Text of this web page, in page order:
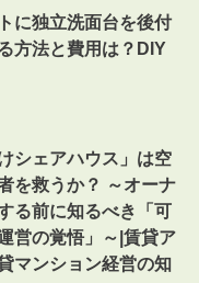
に独立洗面台を後付
方法と費用は？DIY
シェアハウス」は空
を救うか？ ～オーナ
る前に知るべき「可
営の覚悟」～|賃貸ア
マンション経営の知